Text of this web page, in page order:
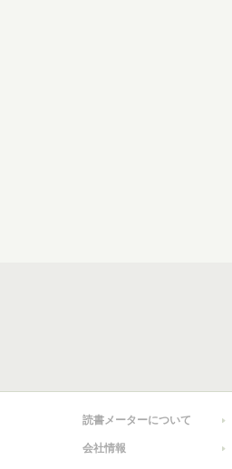
読書メーターについて
会社情報